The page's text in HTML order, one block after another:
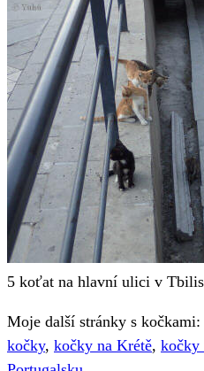
5 koťat na hlavní ulici v
Moje další stránky s kočkami:
kočky, kočky na Krétě, kočky